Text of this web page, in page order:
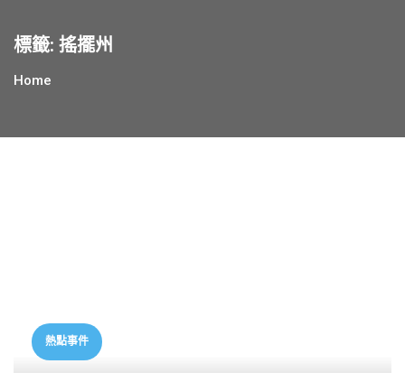
標籤: 搖擺州
Home
熱點事件